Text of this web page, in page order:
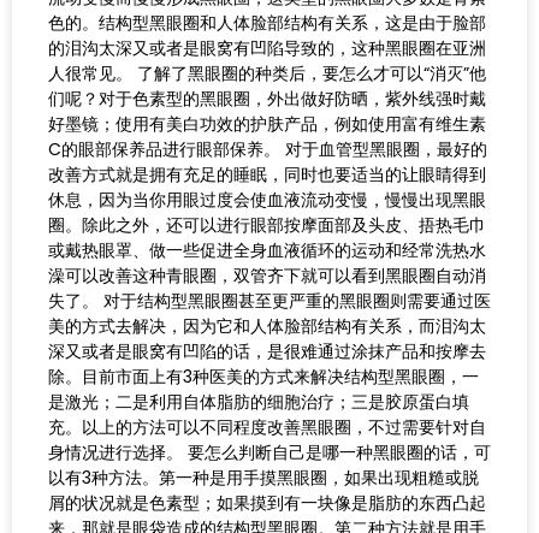
色的。结构型黑眼圈和人体脸部结构有关系，这是由于脸部
的泪沟太深又或者是眼窝有凹陷导致的，这种黑眼圈在亚洲
人很常见。 了解了黑眼圈的种类后，要怎么才可以“消灭”他
们呢？对于色素型的黑眼圈，外出做好防晒，紫外线强时戴
好墨镜；使用有美白功效的护肤产品，例如使用富有维生素
C的眼部保养品进行眼部保养。 对于血管型黑眼圈，最好的
改善方式就是拥有充足的睡眠，同时也要适当的让眼睛得到
休息，因为当你用眼过度会使血液流动变慢，慢慢出现黑眼
圈。除此之外，还可以进行眼部按摩面部及头皮、捂热毛巾
或戴热眼罩、做一些促进全身血液循环的运动和经常洗热水
澡可以改善这种青眼圈，双管齐下就可以看到黑眼圈自动消
失了。 对于结构型黑眼圈甚至更严重的黑眼圈则需要通过医
美的方式去解决，因为它和人体脸部结构有关系，而泪沟太
深又或者是眼窝有凹陷的话，是很难通过涂抹产品和按摩去
除。目前市面上有3种医美的方式来解决结构型黑眼圈，一
是激光；二是利用自体脂肪的细胞治疗；三是胶原蛋白填
充。以上的方法可以不同程度改善黑眼圈，不过需要针对自
身情况进行选择。 要怎么判断自己是哪一种黑眼圈的话，可
以有3种方法。第一种是用手摸黑眼圈，如果出现粗糙或脱
屑的状况就是色素型；如果摸到有一块像是脂肪的东西凸起
来，那就是眼袋造成的结构型黑眼圈。第二种方法就是用手